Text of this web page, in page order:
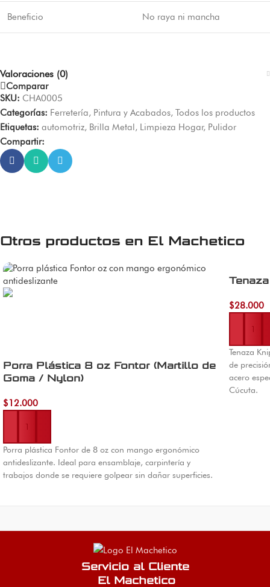
Beneficio No raya ni mancha
Valoraciones (0)
Comparar
SKU: CHA0005
Categorías: Ferretería, Pintura y Acabados, Todos los productos
Etiquetas: automotriz, Brilla Metal, Limpieza Hogar, Pulidor
Compartir:
Otros productos en El Machetico
Porra Plástica 8 oz Fontor (Martillo de
Goma / Nylon)
$12.000
Añadir al carrito
Porra plástica Fontor de 8 oz con mango ergonómico
antideslizante. Ideal para ensamblaje, carpintería y
trabajos donde se requiere golpear sin dañar superficies.
$28.000
Añadir al
Tenaza
de
acero
Cúcuta.
Servicio al Cliente
El Machetico